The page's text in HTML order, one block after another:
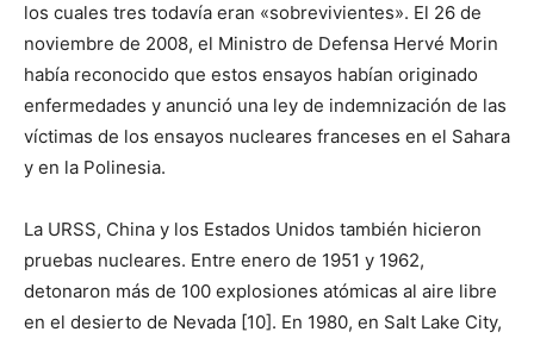
los cuales tres todavía eran «sobrevivientes». El 26 de
noviembre de 2008, el Ministro de Defensa Hervé Morin
había reconocido que estos ensayos habían originado
enfermedades y anunció una ley de indemnización de las
víctimas de los ensayos nucleares franceses en el Sahara
y en la Polinesia.
La URSS, China y los Estados Unidos también hicieron
pruebas nucleares. Entre enero de 1951 y 1962,
detonaron más de 100 explosiones atómicas al aire libre
en el desierto de Nevada [10]. En 1980, en Salt Lake City,